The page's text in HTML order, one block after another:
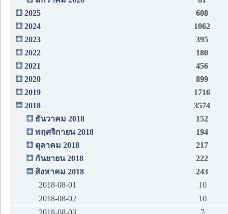
2025
608
2024
1062
2023
395
2022
180
2021
456
2020
899
2019
1716
2018
3574
ธันวาคม 2018
152
พฤศจิกายน 2018
194
ตุลาคม 2018
217
กันยายน 2018
222
สิงหาคม 2018
243
2018-08-01
10
2018-08-02
10